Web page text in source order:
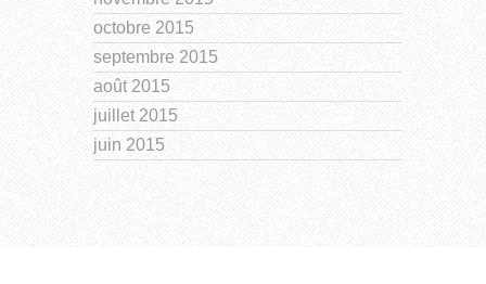
octobre 2015
septembre 2015
août 2015
juillet 2015
juin 2015